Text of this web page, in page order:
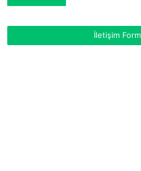
İletişim